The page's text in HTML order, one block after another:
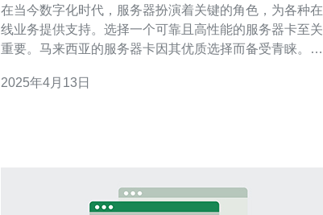
在当今数字化时代，服务器扮演着关键的角色，为各种在
线业务提供支持。选择一个可靠且高性能的服务器卡至关
重要。马来西亚的服务器卡因其优质选择而备受青睐。本
的最佳选择。 马来西亚服务器卡以其卓越的性能而著称。
2025年4月13日